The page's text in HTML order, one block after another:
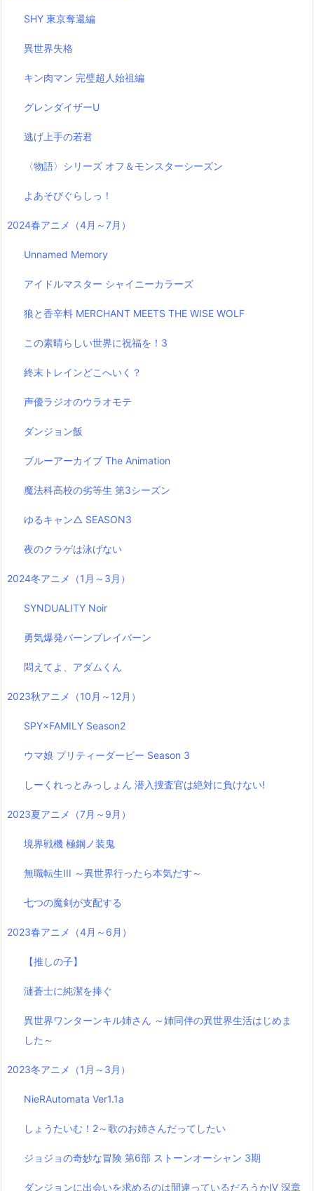
SHY 東京奪還編
異世界失格
キン肉マン 完璧超人始祖編
グレンダイザーU
逃げ上手の若君
〈物語〉シリーズ オフ＆モンスターシーズン
よあそびぐらしっ！
2024春アニメ（4月～7月）
Unnamed Memory
アイドルマスター シャイニーカラーズ
狼と香辛料 MERCHANT MEETS THE WISE WOLF
この素晴らしい世界に祝福を！3
終末トレインどこへいく？
声優ラジオのウラオモテ
ダンジョン飯
ブルーアーカイブ The Animation
魔法科高校の劣等生 第3シーズン
ゆるキャン△ SEASON3
夜のクラゲは泳げない
2024冬アニメ（1月～3月）
SYNDUALITY Noir
勇気爆発バーンブレイバーン
悶えてよ、アダムくん
2023秋アニメ（10月～12月）
SPY×FAMILY Season2
ウマ娘 プリティーダービー Season 3
しーくれっとみっしょん 潜入捜査官は絶対に負けない!
2023夏アニメ（7月～9月）
境界戦機 極鋼ノ装鬼
無職転生III ～異世界行ったら本気だす～
七つの魔剣が支配する
2023春アニメ（4月～6月）
【推しの子】
漣蒼士に純潔を捧ぐ
異世界ワンターンキル姉さん ～姉同伴の異世界生活はじめま
した～
2023冬アニメ（1月～3月）
NieRAutomata Ver1.1a
しょうたいむ！2～歌のお姉さんだってしたい
ジョジョの奇妙な冒険 第6部 ストーンオーシャン 3期
ダンジョンに出会いを求めるのは間違っているだろうかⅣ 深章